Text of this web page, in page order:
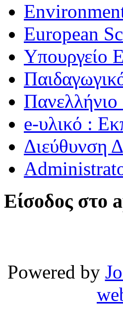
European
Υπουργείο
e-υλικό :
Διεύθυνση
Είσοδος στο
Powered by